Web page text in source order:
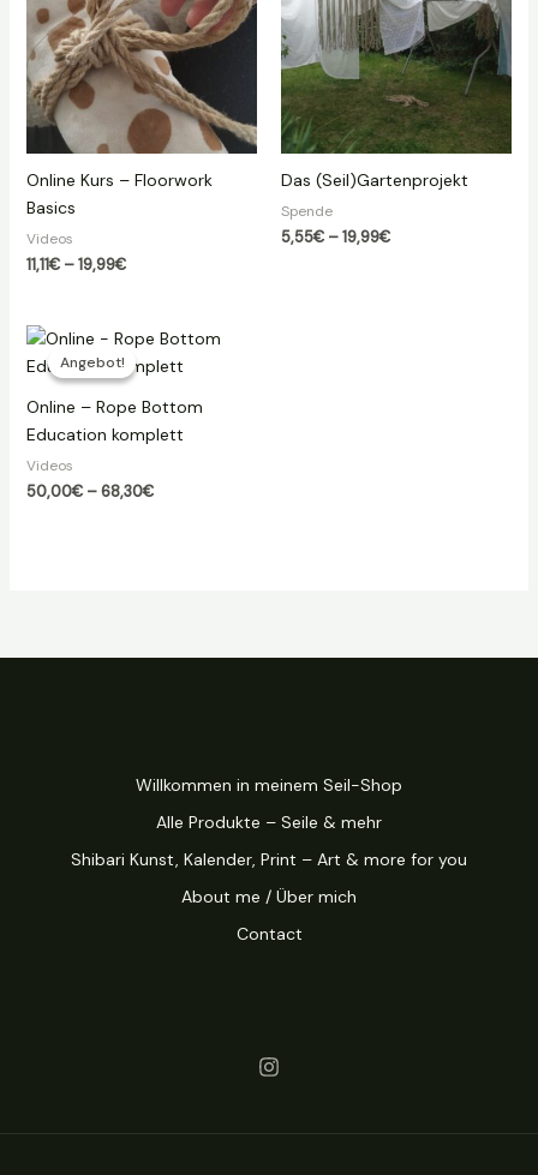
Online Kurs – Floorwork
Basics
Videos
11,11€ –19,99€Preisspanne:
Das (Seil)Gartenprojekt
Spende
5,55€ –19,99€Preisspanne:
Angebot!
Angebot!
Online – Rope Bottom
Education komplett
Videos
50,00€ –68,30€Preisspanne:
Willkommen in meinem Seil-Shop
Alle Produkte – Seile & mehr
Shibari Kunst, Kalender, Print – Art & more for you
About me / Über mich
Contact